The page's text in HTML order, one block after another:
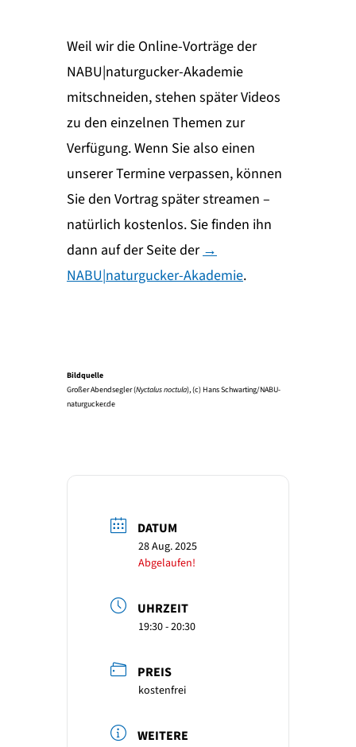
Weil wir die Online-Vorträge der
NABU|naturgucker-Akademie
mitschneiden, stehen später Videos
zu den einzelnen Themen zur
Verfügung. Wenn Sie also einen
unserer Termine verpassen, können
Sie den Vortrag später streamen –
natürlich kostenlos. Sie finden ihn
dann auf der Seite der →
NABU|naturgucker-Akademie.
Bildquelle
Großer Abendsegler (Nyctalus noctula), (c) Hans Schwarting/NABU-
naturgucker.de
DATUM
28 Aug. 2025
Abgelaufen!
UHRZEIT
19:30 - 20:30
PREIS
kostenfrei
WEITERE